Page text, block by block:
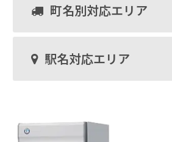
町名別対応エリア
駅名対応エリア